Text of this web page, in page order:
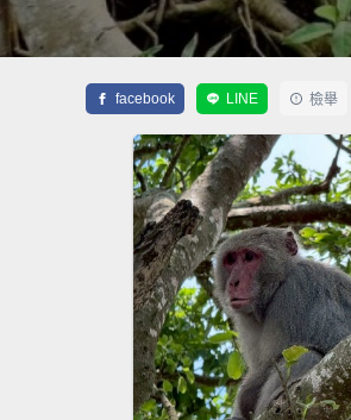
facebook LINE 檢舉